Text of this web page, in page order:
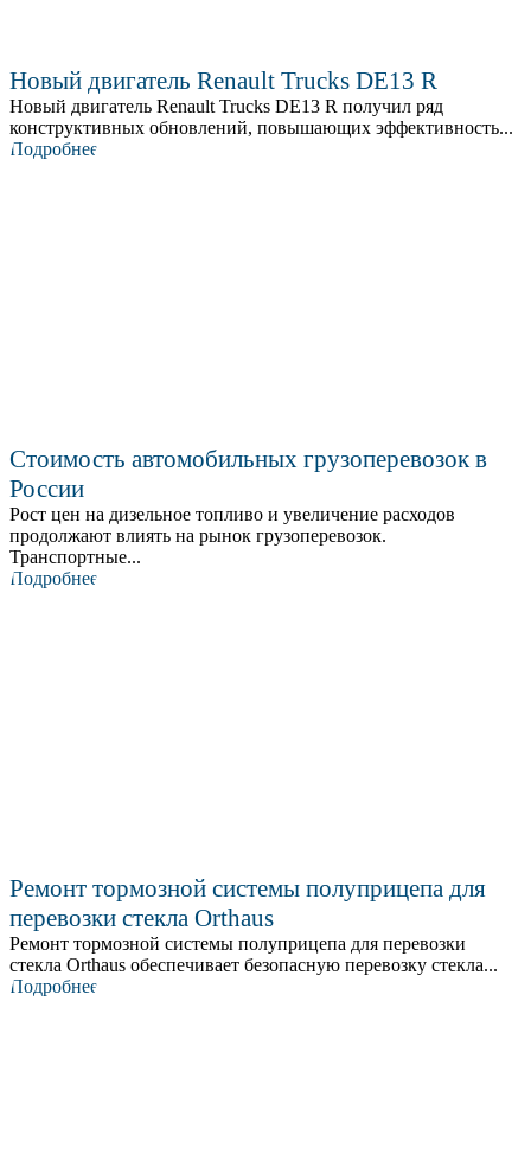
Новый двигатель Renault Trucks DE13 R
Новый двигатель Renault Trucks DE13 R получил ряд
конструктивных обновлений, повышающих эффективность...
Подробнее
Стоимость автомобильных грузоперевозок в
России
Рост цен на дизельное топливо и увеличение расходов
продолжают влиять на рынок грузоперевозок.
Транспортные...
Подробнее
Ремонт тормозной системы полуприцепа для
перевозки стекла Orthaus
Ремонт тормозной системы полуприцепа для перевозки
стекла Orthaus обеспечивает безопасную перевозку стекла...
Подробнее